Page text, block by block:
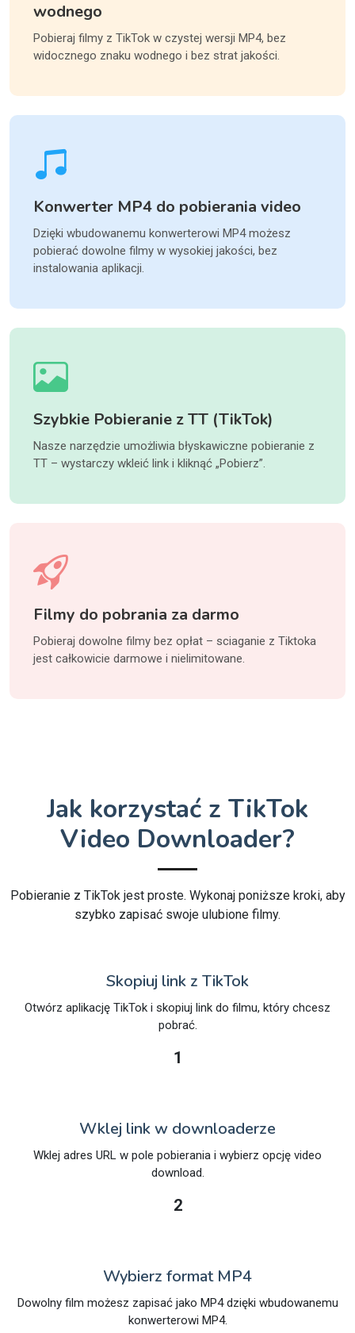
wodnego
Pobieraj filmy z TikTok w czystej wersji MP4, bez
widocznego znaku wodnego i bez strat jakości.
Konwerter MP4 do pobierania video
Dzięki wbudowanemu konwerterowi MP4 możesz
pobierać dowolne filmy w wysokiej jakości, bez
instalowania aplikacji.
Szybkie Pobieranie z TT (TikTok)
Nasze narzędzie umożliwia błyskawiczne pobieranie z
TT – wystarczy wkleić link i kliknąć „Pobierz”.
Filmy do pobrania za darmo
Pobieraj dowolne filmy bez opłat – sciaganie z Tiktoka
jest całkowicie darmowe i nielimitowane.
Jak korzystać z TikTok
Video Downloader?
Pobieranie z TikTok jest proste. Wykonaj poniższe kroki, aby
szybko zapisać swoje ulubione filmy.
Skopiuj link z TikTok
Otwórz aplikację TikTok i skopiuj link do filmu, który chcesz
pobrać.
1
Wklej link w downloaderze
Wklej adres URL w pole pobierania i wybierz opcję video
download.
2
Wybierz format MP4
Dowolny film możesz zapisać jako MP4 dzięki wbudowanemu
konwerterowi MP4.